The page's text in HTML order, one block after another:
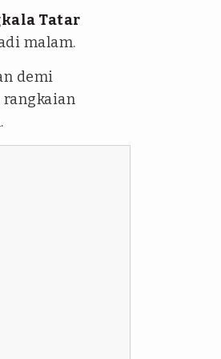
Tatar
malam.
demi
rangkaian